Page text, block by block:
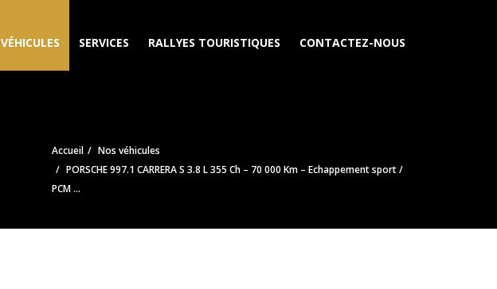
VÉHICULES SERVICES RALLYES TOURISTIQUES CONTACTEZ-NOUS
Accueil
Nos véhicules
PORSCHE 997.1 CARRERA S 3.8 L 355 Ch – 70 000 Km – Echappement sport /
PCM ...